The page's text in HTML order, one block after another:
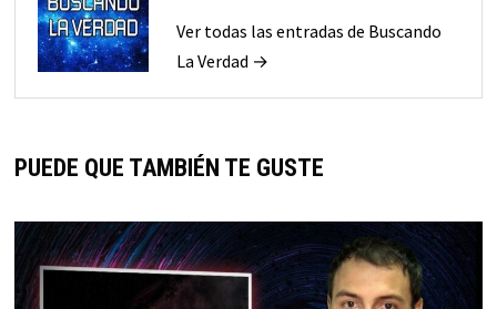
Ver todas las entradas de Buscando
La Verdad →
PUEDE QUE TAMBIÉN TE GUSTE